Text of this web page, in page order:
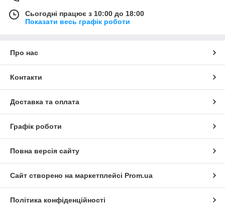
Сьогодні працює з 10:00 до 18:00
Показати весь графік роботи
Про нас
Контакти
Доставка та оплата
Графік роботи
Повна версія сайту
Сайт створено на маркетплейсі Prom.ua
Політика конфіденційності